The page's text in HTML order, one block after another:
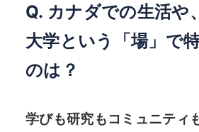
Q. カナダでの生活や
大学という「場」で
のは？
学びも研究もコミュニティ